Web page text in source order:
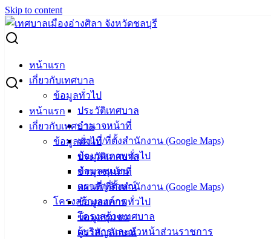
Skip to content
หน้าแรก
เกี่ยวกับเทศบาล
ข้อมูลทั่วไป
ประวัติเทศบาล
อำนาจหน้าที่
แผนที่/ที่ตั้งสำนักงาน (Google Maps)
ข้อมูลสภาพทั่วไป
ข้อมูลชุมชน
ตราสัญลักษณ์
โครงสร้างองค์กร
โครงสร้างเทศบาล
ผู้บริหารและหัวหน้าส่วนราชการ
หน้าแรก
เกี่ยวกับเทศบาล
ข้อมูลทั่วไป
ประวัติเทศบาล
อำนาจหน้าที่
แผนที่/ที่ตั้งสำนักงาน (Google Maps)
ข้อมูลสภาพทั่วไป
ข้อมูลชุมชน
ตราสัญลักษณ์
Search for:
นัดตรวจรับงานโครงการก่อสร้างถนนคอนกรีตฯ แยกซอย 20
ถนนมิตรสัมพันธ์
นัดตรวจรับงานโครงการก่อสร้างถนนคอ
นกรีตฯ แยกซอย 20 ถนนมิตรสัมพันธ์
สิงหาคม 6, 2024 สิงหาคม 13, 2024